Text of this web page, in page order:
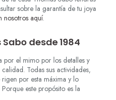
sobre la garantía de tu joya
nosotros aquí.
desde 1984
por el mimo por los detalles y
Todas sus actividades,
por esta máxima y lo
este propósito es la